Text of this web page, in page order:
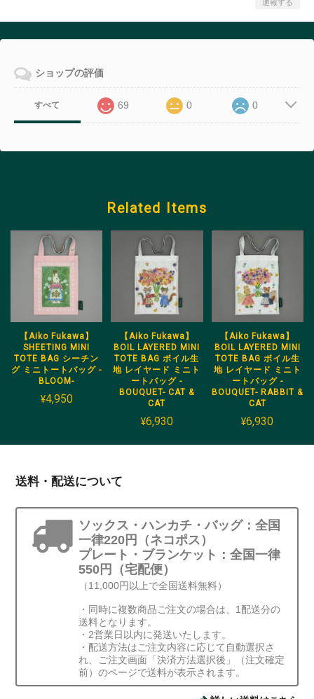
通報する
ショップの評価
すべて 69 0 0
Related Items
【Aiko Fukawa】
SHEETING MINI
TOTE BAG シーチン
グ ミニトートバッグ -
BLOOM-
¥4,950
【Aiko Fukawa】
BOIL LAYERED MINI
TOTE BAG ボイル生
地 レイヤード ミニト
ートバッグ -
BOUQUET- CAT &
CAT
¥6,930
【Aiko Fukawa】
BOIL LAYERED MINI
TOTE BAG ボイル生
地 レイヤード ミニト
ートバッグ -
BOUQUET- RABBIT &
CAT
¥6,930
送料・配送について
ソックス・ハンカチ・バッグ：全国
一律220円（ネコポス）
プレート・ブランケット：全国一律
550円（宅配便）
（11,000円以上で全国送料無料）
・同時に複数商品ご注文の場合は、1配送分の
送料となります。
・2営業日以内に発送いたします。
・配送方法はご注文内容に応じて自動選択さ
れ、ご注文画面「決済方法選択後」（注文確定
前）のページで送料が表示されます。